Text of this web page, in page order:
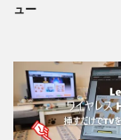
ュー